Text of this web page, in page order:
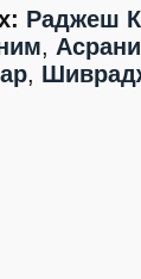
Раджеш
, Асрани
,